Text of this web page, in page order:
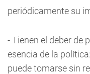
periódicamente su
- Tienen el deber de
esencia de la
puede tomarse sin